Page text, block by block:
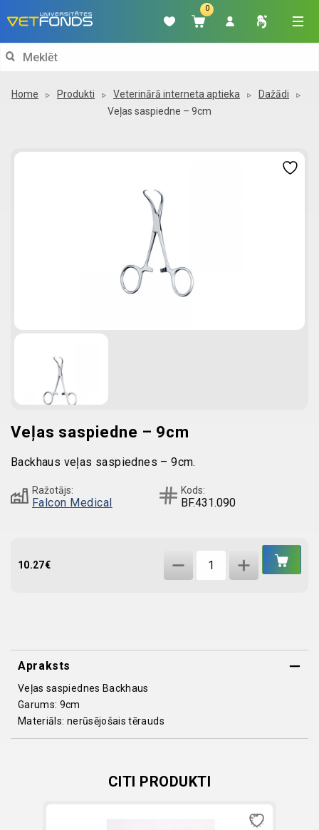
0
Search
Home Produkti Veterinārā interneta aptieka
Dažādi
Veļas saspiedne – 9cm
Veļas saspiedne – 9cm
Backhaus veļas saspiednes – 9cm.
Ražotājs:
Falcon Medical
Kods:
BF.431.090
10.27€
Apraksts
Veļas saspiednes Backhaus
Garums: 9cm
Materiāls: nerūsējošais tērauds
CITI PRODUKTI